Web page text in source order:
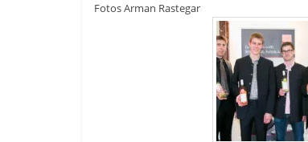
Fotos Arman Rastegar